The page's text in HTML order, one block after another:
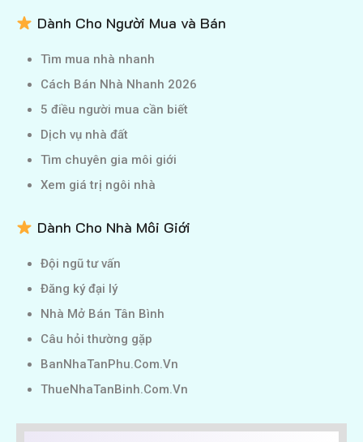
Dành Cho Người Mua và Bán
Tìm mua nhà nhanh
Cách Bán Nhà Nhanh 2026
5 điều người mua cần biết
Dịch vụ nhà đất
Tìm chuyên gia môi giới
Xem giá trị ngôi nhà
Dành Cho Nhà Môi Giới
Đội ngũ tư vấn
Đăng ký đại lý
Nhà Mở Bán Tân Bình
Câu hỏi thường gặp
BanNhaTanPhu.Com.Vn
ThueNhaTanBinh.Com.Vn